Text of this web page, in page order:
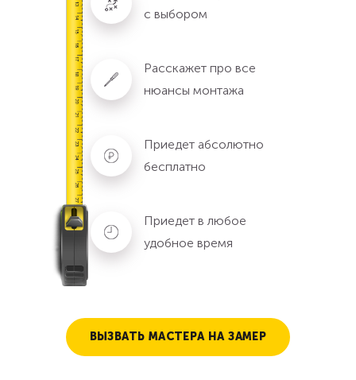
с выбором
Расскажет про все
нюансы монтажа
Приедет абсолютно
бесплатно
Приедет в любое
удобное время
ВЫЗВАТЬ МАСТЕРА НА ЗАМЕР